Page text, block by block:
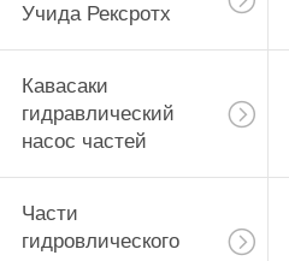
Учида Рексротх
Кавасаки
гидравлический
насос частей
Части
гидровлического